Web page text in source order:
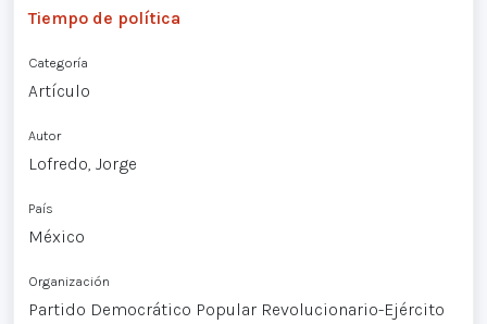
Tiempo de política
Categoría
Artículo
Autor
Lofredo, Jorge
País
México
Organización
Partido Democrático Popular Revolucionario-Ejército